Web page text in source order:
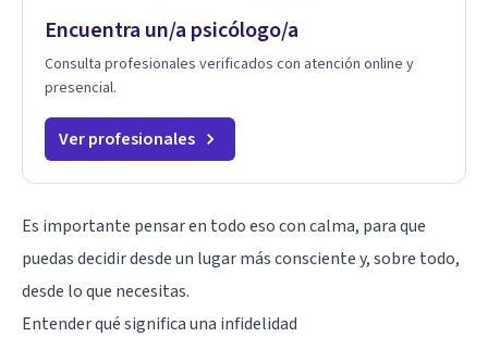
Encuentra un/a psicólogo/a
Consulta profesionales verificados con atención online y
presencial.
Ver profesionales
Es importante pensar en todo eso con calma, para que
puedas decidir desde un lugar más consciente y, sobre todo,
desde lo que necesitas.
Entender qué significa una infidelidad